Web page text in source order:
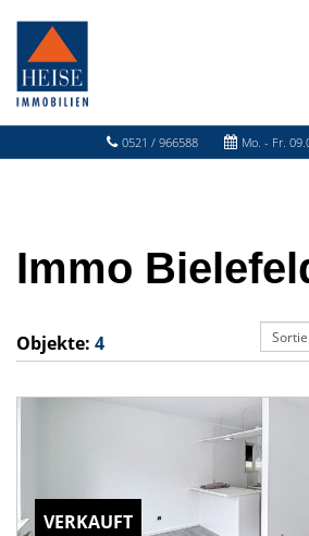
0521 / 966588 Mo. - Fr.
Immo
Objekte: 4
VERKAUFT